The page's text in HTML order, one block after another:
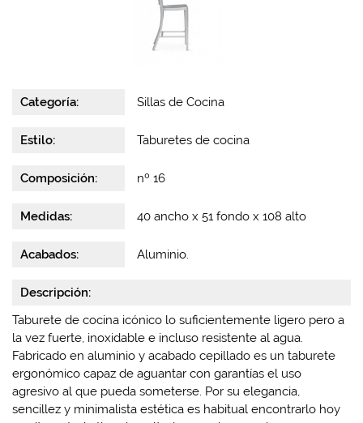
Categoría: Sillas de Cocina
Estilo: Taburetes de cocina
Composición: nº 16
Medidas: 40 ancho x 51 fondo x 108 alto
Acabados: Aluminio.
Descripción:
Taburete de cocina icónico lo suficientemente ligero pero a
la vez fuerte, inoxidable e incluso resistente al agua.
Fabricado en aluminio y acabado cepillado es un taburete
ergonómico capaz de aguantar con garantías el uso
agresivo al que pueda someterse. Por su elegancia,
sencillez y minimalista estética es habitual encontrarlo hoy